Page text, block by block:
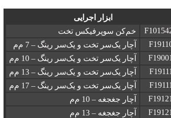
ابزار اجرایی
خم‌کن سوپرفیکس تخت
آچار یک‌سر تخت و یک‌سر رینگ – 7 م‌م
آچار یک‌سر تخت و یک‌سر رینگ – 10 م‌م
آچار یک‌سر تخت و یک‌سر رینگ – 13 م‌م
آچار یک‌سر تخت و یک‌سر رینگ – 17 م‌م
آچار جغجغه – 10 م‌م
آچار جغجغه – 13 م‌م